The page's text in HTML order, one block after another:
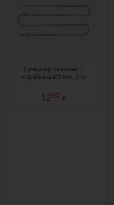
Синджир за крави с
карабина Ø5 мм, 5 м
1290 €